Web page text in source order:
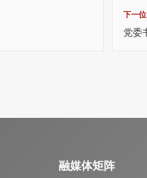
下一位
党委
融媒体矩阵